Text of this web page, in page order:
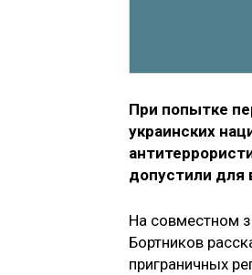
При попытке
украинских
допустили для
На совместном
Бортников
приграничных